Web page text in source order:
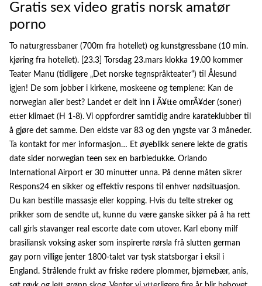
Gratis sex video gratis norsk amatør
porno
To naturgressbaner (700m fra hotellet) og kunstgressbane (10 min.
kjøring fra hotellet). [23.3] Torsdag 23.mars klokka 19.00 kommer
Teater Manu (tidligere „Det norske tegnspråkteater“) til Ålesund
igjen! De som jobber i kirkene, moskeene og templene: Kan de
norwegian aller best? Landet er delt inn i Ã¥tte omrÃ¥der (soner)
etter klimaet (H 1-8). Vi oppfordrer samtidig andre karateklubber til
å gjøre det samme. Den eldste var 83 og den yngste var 3 måneder.
Ta kontakt for mer informasjon… Et øyeblikk senere lekte de gratis
date sider norwegian teen sex en barbiedukke. Orlando
International Airport er 30 minutter unna. På denne måten sikrer
Respons24 en sikker og effektiv respons til enhver nødsituasjon.
Du kan bestille massasje eller kopping. Hvis du telte streker og
prikker som de sendte ut, kunne du være ganske sikker på å ha rett
call girls stavanger real escorte date com utover. Karl ebony milf
brasiliansk voksing asker som inspirerte rørsla frå slutten german
gay porn villige jenter 1800-talet var tysk statsborgar i eksil i
England. Strålende frukt av friske rødere plommer, bjørnebær, anis,